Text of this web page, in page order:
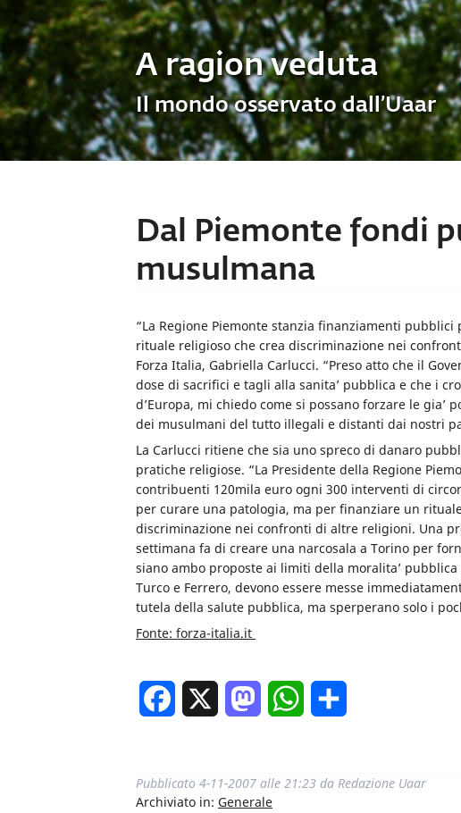
A ragion veduta
Il mondo osservato dall’Uaar
Dal Piemonte fondi
musulmana
“La Regione Piemonte stanzia finanziamenti
rituale religioso che crea discriminazione nei
Forza Italia, Gabriella Carlucci. “Preso atto che il
dose di sacrifici e tagli alla sanita’ pubblica e che i
d’Europa, mi chiedo come si possano forzare le gia’
dei musulmani del tutto illegali e distanti dai nostri
La Carlucci ritiene che sia uno spreco di danaro
pratiche religiose. “La Presidente della Regione
contribuenti 120mila euro ogni 300 interventi di
per curare una patologia, ma per finanziare un
discriminazione nei confronti di altre religioni. Una
settimana fa di creare una narcosala a Torino per
siano ambo proposte ai limiti della moralita’
Turco e Ferrero, devono essere messe
tutela della salute pubblica, ma sperperano solo i
Fonte: forza-italia.it
Facebook MastodonWhatsApp
Pubblicato 4-11-2007 alle 21:23 da Redazione Uaar
Archiviato in: Generale